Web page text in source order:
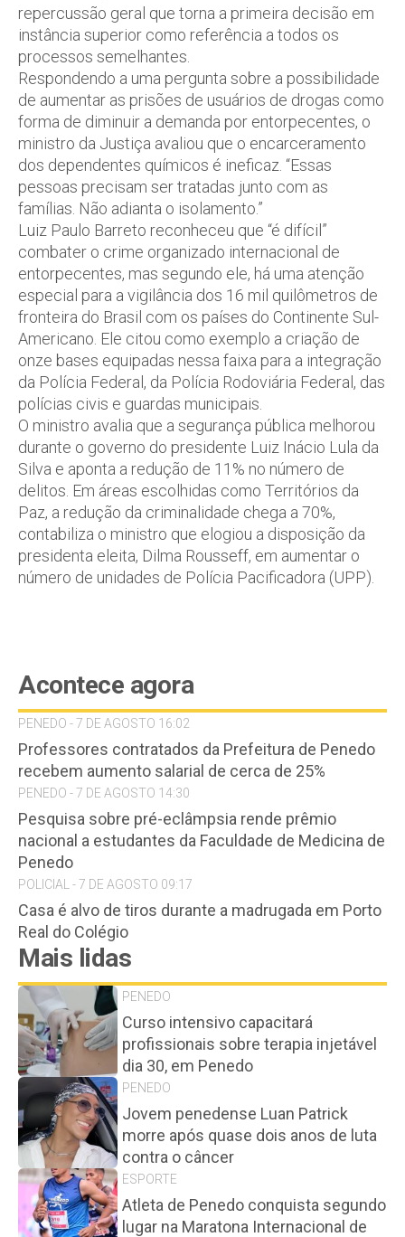
repercussão geral que torna a primeira decisão em
instância superior como referência a todos os
processos semelhantes.
Respondendo a uma pergunta sobre a possibilidade
de aumentar as prisões de usuários de drogas como
forma de diminuir a demanda por entorpecentes, o
ministro da Justiça avaliou que o encarceramento
dos dependentes químicos é ineficaz. “Essas
pessoas precisam ser tratadas junto com as
famílias. Não adianta o isolamento.”
Luiz Paulo Barreto reconheceu que “é difícil”
combater o crime organizado internacional de
entorpecentes, mas segundo ele, há uma atenção
especial para a vigilância dos 16 mil quilômetros de
fronteira do Brasil com os países do Continente Sul-
Americano. Ele citou como exemplo a criação de
onze bases equipadas nessa faixa para a integração
da Polícia Federal, da Polícia Rodoviária Federal, das
polícias civis e guardas municipais.
O ministro avalia que a segurança pública melhorou
durante o governo do presidente Luiz Inácio Lula da
Silva e aponta a redução de 11% no número de
delitos. Em áreas escolhidas como Territórios da
Paz, a redução da criminalidade chega a 70%,
contabiliza o ministro que elogiou a disposição da
presidenta eleita, Dilma Rousseff, em aumentar o
número de unidades de Polícia Pacificadora (UPP).
Acontece agora
PENEDO - 7 DE AGOSTO 16:02
Professores contratados da Prefeitura de Penedo
recebem aumento salarial de cerca de 25%
PENEDO - 7 DE AGOSTO 14:30
Pesquisa sobre pré-eclâmpsia rende prêmio
nacional a estudantes da Faculdade de Medicina de
Penedo
POLICIAL - 7 DE AGOSTO 09:17
Casa é alvo de tiros durante a madrugada em Porto
Real do Colégio
Mais lidas
PENEDO
Curso intensivo capacitará
profissionais sobre terapia injetável
dia 30, em Penedo
PENEDO
Jovem penedense Luan Patrick
morre após quase dois anos de luta
contra o câncer
ESPORTE
Atleta de Penedo conquista segundo
lugar na Maratona Internacional de